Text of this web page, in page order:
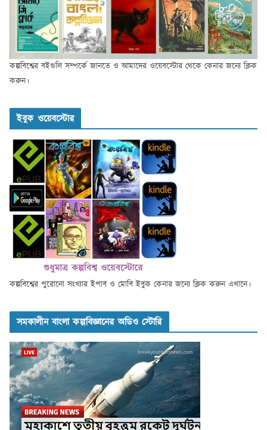
কল্পবিশ্বের বইগুলি সম্পর্কে জানতে ও আমাদের ওয়েবস্টোর থেকে কেনার জন্যে ক্লিক
করুন।
ইবুক ওয়েবস্টোর
কল্পবিশ্বের পুরোনো সংখ্যার ইপাব ও মোবি ইবুক কেনার জন্যে ক্লিক করুন এখানে।
সমকালীন বাংলা কল্পবিজ্ঞানের অডিও স্টোরি